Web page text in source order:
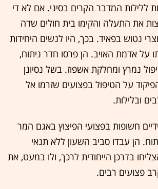
ללילות המדבר הקרים בסיני. אם לא די
את התעלה והקימו בית חולים שדה
נטוש בפאיד. בכך, היו לנשים היחידות
על אדמת האויב. הן פרסו חדר ניתוח,
נמרץ ומחלקת אשפוז. בשל נסיונן
על הטיפול בפצועים שזרמו אל
ובלילות.
בידיים חשופות בפצועי הפיצוץ באגם המר
הן עבדו סביב השעון ללא תנאי
בדרכן הייחודית לרכך, ולו במעט, את
פצועים רבים.